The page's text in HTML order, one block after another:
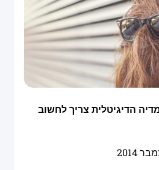
הדיגיטלית צריך לחשוב